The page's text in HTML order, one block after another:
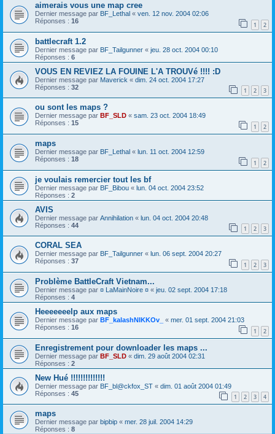
aimerais vous une map cree
Dernier message par BF_Lethal « ven. 12 nov. 2004 02:06
Réponses : 16 1 2
battlecraft 1.2
Dernier message par BF_Tailgunner « jeu. 28 oct. 2004 00:10
Réponses : 6
VOUS EN REVIEZ LA FOUINE L'A TROUVé !!!! :D
Dernier message par Maverick « dim. 24 oct. 2004 17:27
Réponses : 32 1 2 3
ou sont les maps ?
Dernier message par BF_SLD « sam. 23 oct. 2004 18:49
Réponses : 15 1 2
maps
Dernier message par BF_Lethal « lun. 11 oct. 2004 12:59
Réponses : 18 1 2
je voulais remercier tout les bf
Dernier message par BF_Bibou « lun. 04 oct. 2004 23:52
Réponses : 2
AVIS
Dernier message par Annihilation « lun. 04 oct. 2004 20:48
Réponses : 44 1 2 3
CORAL SEA
Dernier message par BF_Tailgunner « lun. 06 sept. 2004 20:27
Réponses : 37 1 2 3
Problème BattleCraft Vietnam...
Dernier message par ¤ LaMainNoire ¤ « jeu. 02 sept. 2004 17:18
Réponses : 4
Heeeeeeelp aux maps
Dernier message par BF_kalashNIKKOv_ « mer. 01 sept. 2004 21:03
Réponses : 16 1 2
Enregistrement pour downloader les maps ...
Dernier message par BF_SLD « dim. 29 août 2004 02:31
Réponses : 2
New Hué !!!!!!!!!!!!!!
Dernier message par BF_bl@ckfox_ST « dim. 01 août 2004 01:49
Réponses : 45 1 2 3 4
maps
Dernier message par bipbip « mer. 28 juil. 2004 14:29
Réponses : 8